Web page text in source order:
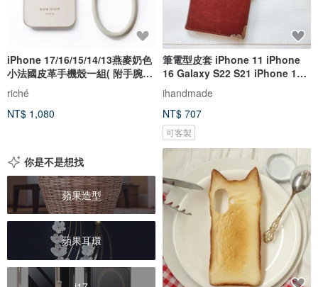
iPhone 17/16/15/14/13燕麥奶色
小法國皮革手機殼一組( 附手腕
帶)
riché
NT$ 1,080
筆電型皮套 iPhone 11 iPhone
16 Galaxy S22 S21 iPhone 12
iPhone 13 棕色棕咖啡色
ihandmade
NT$ 707
可客製
你是不是想找
蘋果造型
蘋果耳環